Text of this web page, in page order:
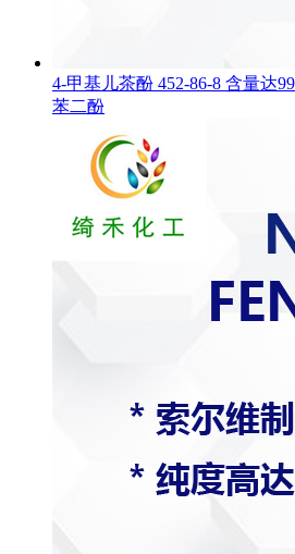
4-甲基儿茶酚 452-86-8 含量达
苯二酚